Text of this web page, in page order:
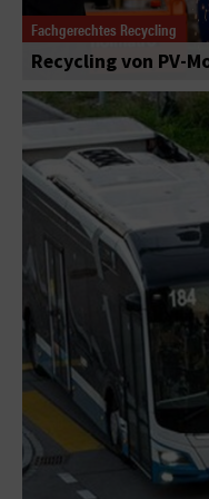
Recycling von PV-
Fachgerechtes Recycling